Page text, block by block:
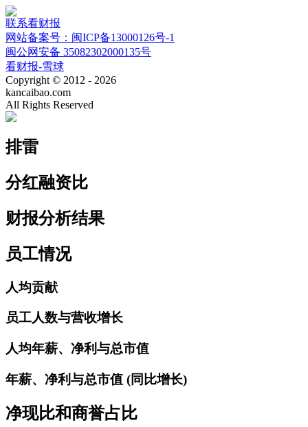
联系看财报
网站备案号：闽ICP备13000126号-1
闽公网安备 35082302000135号
看财报-雪球
Copyright © 2012 - 2026
kancaibao.com
All Rights Reserved
排雷
分红融资比
财报分析结果
员工情况
人均贡献
员工人数与营收增长
人均年薪、净利与总市值
年薪、净利与总市值 (同比增长)
净现比和商誉占比